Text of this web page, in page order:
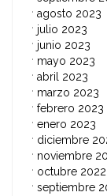
agosto 2023
julio 2023
junio 2023
mayo 2023
abril 2023
marzo 2023
febrero 2023
enero 2023
diciembre
noviembre
octubre 2022
septiembre